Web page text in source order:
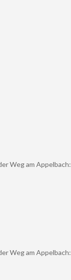
Weg am Appelbach:
Weg am Appelbach: